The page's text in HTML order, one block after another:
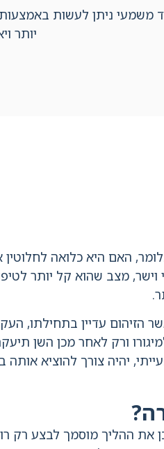
יותר
האם היא כלואה
מצב שהוא קל יותר
הזיהום עדיין בתחילתו,
ורק לאחר מכן השן
יהיה צורך להוציא אותה
את ההליך מוסמך לבצע רק